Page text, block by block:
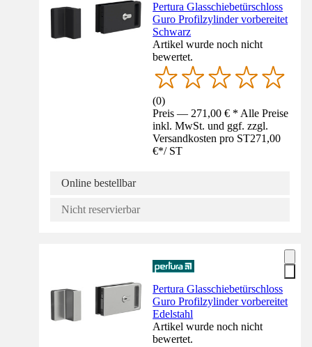
Pertura Glasschiebetürschloss
Guro Profilzylinder vorbereitet
Schwarz
Artikel wurde noch nicht
bewertet.
(0)
Preis — 271,00 € * Alle Preise
inkl. MwSt. und ggf. zzgl.
Versandkosten pro ST271,00
€*/ ST
Online bestellbar
Nicht reservierbar
Pertura Glasschiebetürschloss
Guro Profilzylinder vorbereitet
Edelstahl
Artikel wurde noch nicht
bewertet.